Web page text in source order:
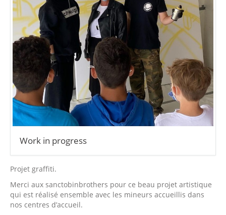
Work in progress
Projet graffiti.
Merci aux sanctobinbrothers pour ce beau projet artistique
qui est réalisé ensemble avec les mineurs accueillis dans
nos centres d’accueil.